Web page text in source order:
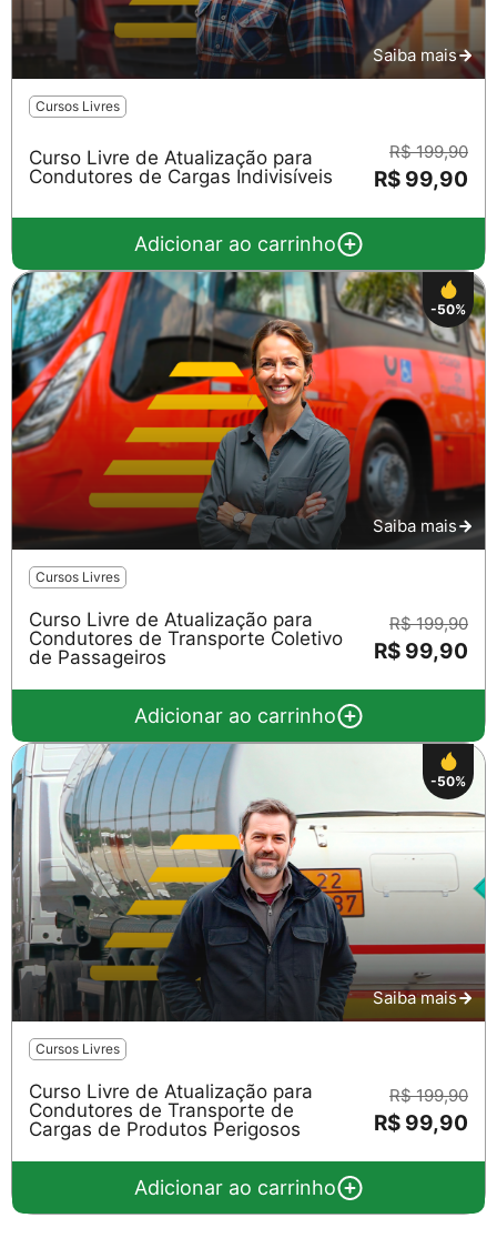
Saiba mais
Cursos Livres
Curso Livre de Atualização para
Condutores de Cargas Indivisíveis
R$ 199,90
R$ 99,90
Adicionar ao carrinho
-50%
Saiba mais
Cursos Livres
Curso Livre de Atualização para
Condutores de Transporte Coletivo
de Passageiros
R$ 199,90
R$ 99,90
Adicionar ao carrinho
-50%
Saiba mais
Cursos Livres
Curso Livre de Atualização para
Condutores de Transporte de
Cargas de Produtos Perigosos
R$ 199,90
R$ 99,90
Adicionar ao carrinho